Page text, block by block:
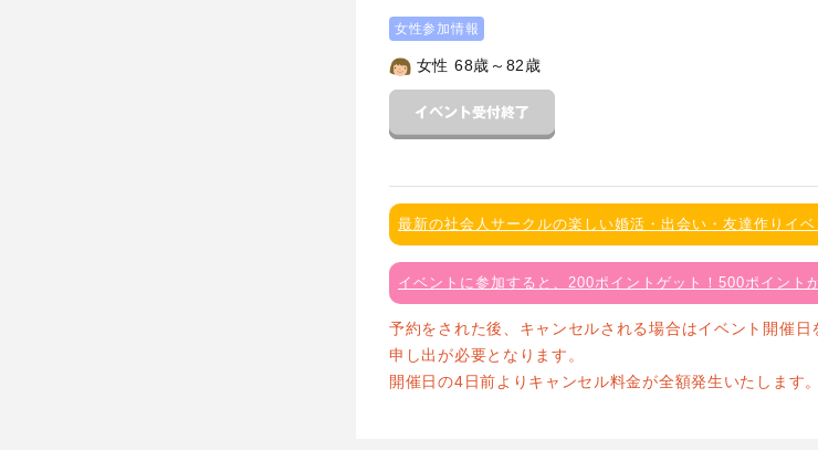
女性参加情報
女性 68歳～82歳
最新の社会人サークルの楽しい婚活・出会い・友達作りイ
イベントに参加すると、200ポイントゲット！500ポイント
予約をされた後、キャンセルされる場合はイベント開催
申し出が必要となります。
開催日の4日前よりキャンセル料金が全額発生いたします。